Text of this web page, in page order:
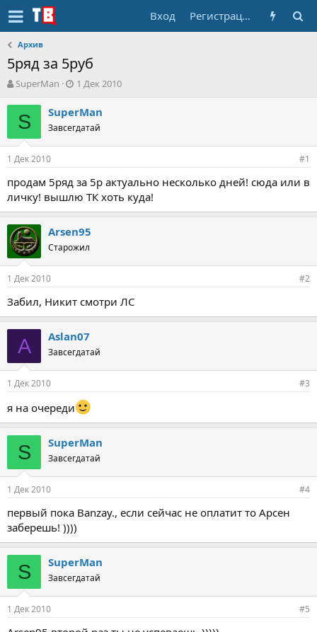
Вход Регистрация
Архив
5ряд за 5руб
А
т
о
т
е
ы
SuperMan
Д
т
н
а
л
а
1 Дек 2010
S SuperMan
Завсегдатай
1 Дек 2010 #1
продам 5ряд за 5р актуально несколько дней! сюда или в
личку! вышлю ТК хоть куда!
Arsen95
Старожил
1 Дек 2010 #2
Забил, Никит смотри ЛС
A Aslan07
Завсегдатай
1 Дек 2010 #3
я на очереди
S SuperMan
Завсегдатай
1 Дек 2010 #4
первый пока Banzay., если сейчас не оплатит то Арсен
заберешь! ))))
S SuperMan
Завсегдатай
1 Дек 2010 #5